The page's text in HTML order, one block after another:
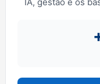
IA, gestão e os